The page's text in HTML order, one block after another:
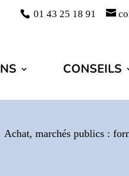
01 43 25 18 91
CONSEILS
Achat, marchés publics :